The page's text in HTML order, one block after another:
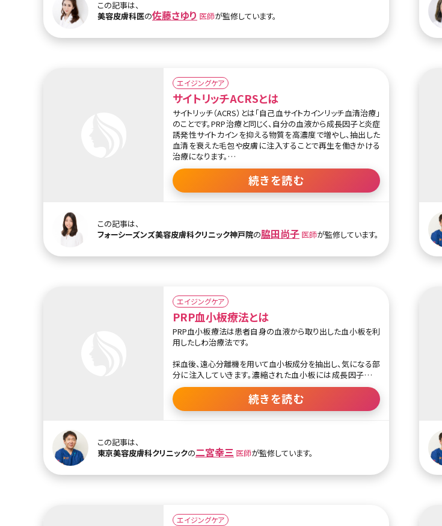
ボリュームを与えるフィラー（充填剤）として使用されてきまし
た。そのため、注入する箇所や量によっては不自然な印象を与
えることが欠点でした。
特徴があります。肌そのものを再構築（リモデリング）する再生
治療に近い形で注入するため、自然なリフトアップ効果が得ら
れるのがメリットのひとつでしょう。
この記事は、
美容皮膚科医の佐藤さゆり 医師が監修しています。
エイジングケア
サイトリッチACRSとは
サイトリッチ（ACRS）とは「自己血サイトカインリッチ血清治療」
のことです。PRP治療と同じく、自分の血液から成長因子と炎症
誘発性サイトカインを抑える物質を高濃度で増やし、抽出した
血清を衰えた毛包や皮膚に注入することで再生を働きかける
治療になります。
日本ではまだ導入されて間もない治療ですが、開発国のドイツ
では以前から広く利用されているため実績がある治療です。エ
イジングケアの他にもニキビ治療やアトピー治療などにも効
しているため引き起こされます。炎症を抑えるサイトカインをい
れることで肌トラブルが改善し、肌質の向上へと導きます。
待ちます。サイトカインは37度に保つことで増殖します。
その後、遠心分離機を使用して血球と血清に分離させ、血清成
分のみを取り出し、血清をろ過して抗炎症性サイトカインを取
り出します。そして注射、ダーマペン、水光注射、メソガンなどで
顔全体や頭皮へ注入をします。
続きを読む
この記事は、
フォーシーズンズ美容皮膚科クリニック神戸院の脇田尚子 医師が監修しています。
エイジングケア
PRP血小板療法とは
PRP血小板療法は患者自身の血液から取り出した血小板を利
用したしわ治療法です。
採血後、遠心分離機を用いて血小板成分を抽出し、気になる部
分に注入していきます。濃縮された血小板には成長因子が豊
富に含まれているためダメージを受けた肌をスムーズに回復
させ、若返りを図ることができます。また、自分の血液から採取
した成分を使用するので、アレルギー反応などの心配がない治
るでしょう。
続きを読む
この記事は、
東京美容皮膚科クリニックの二宮幸三 医師が監修しています。
エイジングケア